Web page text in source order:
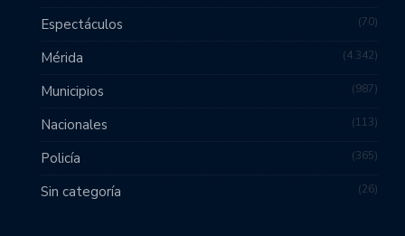
Espectáculos 70
Mérida 4.342
Municipios 987
Nacionales 113
Policía 365
Sin categoría 26